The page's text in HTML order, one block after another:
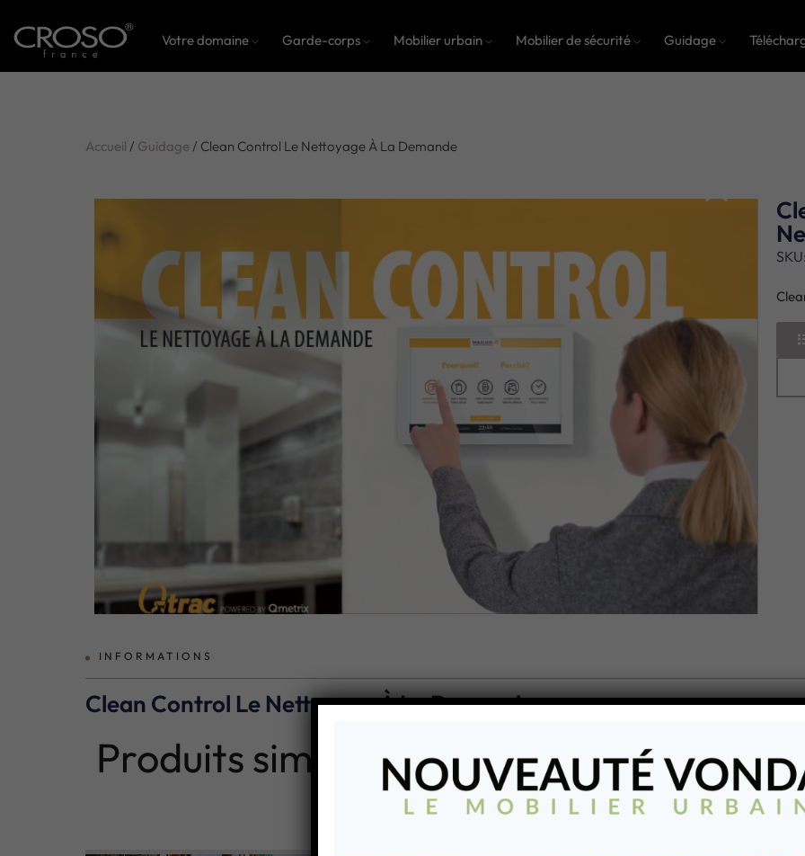
Votre domaine Garde-corps Mobilier urbain Mobilier de sécurité Guidage
Accueil / Guidage / Clean Control Le Nettoyage À La Demande
INFORMATIONS
Clean Control Le Nettoyage À La Demande
Produits similaires